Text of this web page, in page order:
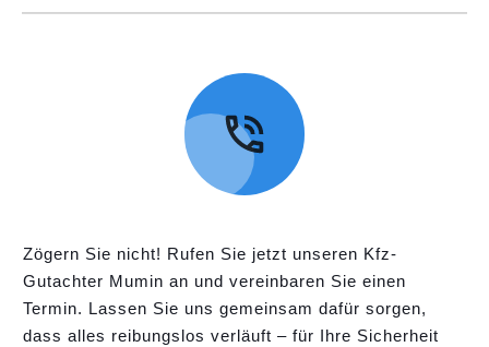
Zögern Sie nicht! Rufen Sie jetzt unseren Kfz-
Gutachter Mumin an und vereinbaren Sie einen
Termin. Lassen Sie uns gemeinsam dafür sorgen,
dass alles reibungslos verläuft – für Ihre Sicherheit